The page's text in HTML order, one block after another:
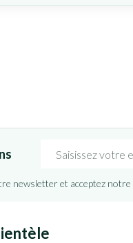
newsletter et acceptez notre